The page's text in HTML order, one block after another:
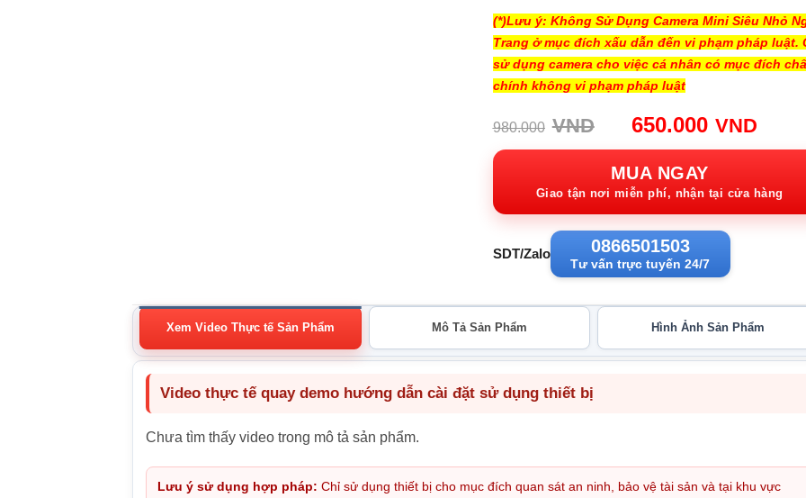
(*)Lưu ý: Không Sử Dụng Camera Mini Siêu Nhỏ
Trang ở mục đích xấu dẫn đến vi phạm pháp luật.
sử dụng camera cho việc cá nhân có mục đích
chính không vi phạm pháp luật
980.000 VND
Giá
gốc:
980.000VND.
650.000 VNDGiá
hiện
MUA NGAY
Giao tận nơi miễn phí, nhận tại cửa hàng
SDT/Zalo 0866501503
Tư vấn trực tuyến 24/7
Xem Video Thực tế Sản Phẩm Mô Tả Sản Phẩm Hình Ảnh Sản Phẩm
Video thực tế quay demo hướng dẫn cài đặt sử dụng thiết bị
Chưa tìm thấy video trong mô tả sản phẩm.
Lưu ý sử dụng hợp pháp: Chỉ sử dụng thiết bị cho mục đích quan sát an ninh, bảo vệ tài sản và tại khu vực